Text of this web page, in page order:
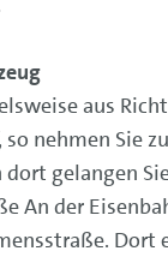
aus
nehmen Sie
dort gelangen
An der
Dort